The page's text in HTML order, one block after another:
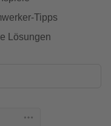
Tipps
Lösungen